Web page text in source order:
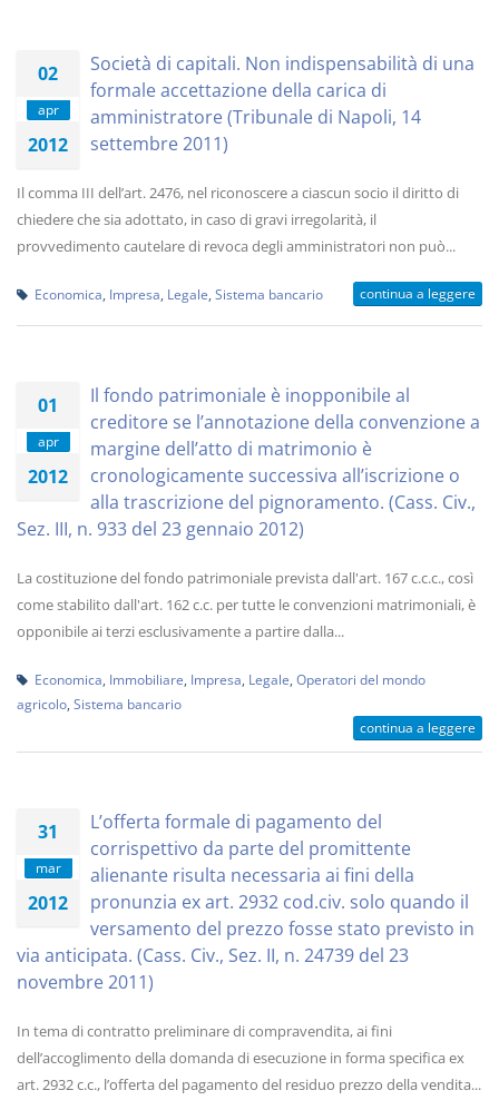
02
apr
2012
Società di capitali. Non indispensabilità di una
formale accettazione della carica di
amministratore (Tribunale di Napoli, 14
settembre 2011)
Il comma III dell’art. 2476, nel riconoscere a ciascun socio il diritto di
chiedere che sia adottato, in caso di gravi irregolarità, il
provvedimento cautelare di revoca degli amministratori non può...
Economica Impresa Legale Sistema bancario continua a leggere
01
apr
2012
Il fondo patrimoniale è inopponibile al
creditore se l’annotazione della convenzione a
margine dell’atto di matrimonio è
cronologicamente successiva all’iscrizione o
alla trascrizione del pignoramento. (Cass. Civ.,
Sez. III, n. 933 del 23 gennaio 2012)
La costituzione del fondo patrimoniale prevista dall'art. 167 c.c.c., così
come stabilito dall'art. 162 c.c. per tutte le convenzioni matrimoniali, è
opponibile ai terzi esclusivamente a partire dalla...
Economica Immobiliare Impresa Legale Operatori del mondo
agricolo Sistema bancario
continua a leggere
31
mar
2012
L’offerta formale di pagamento del
corrispettivo da parte del promittente
alienante risulta necessaria ai fini della
pronunzia ex art. 2932 cod.civ. solo quando il
versamento del prezzo fosse stato previsto in
via anticipata. (Cass. Civ., Sez. II, n. 24739 del 23
novembre 2011)
In tema di contratto preliminare di compravendita, ai fini
dell’accoglimento della domanda di esecuzione in forma specifica ex
art. 2932 c.c., l’offerta del pagamento del residuo prezzo della vendita...